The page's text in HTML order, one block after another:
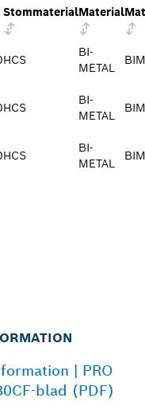
StommaterialMaterial
HCS
BI-
METAL
BIM
HCS
BI-
METAL
BIM
HCS
BI-
METAL
BIM
| PRO
blad (PDF)